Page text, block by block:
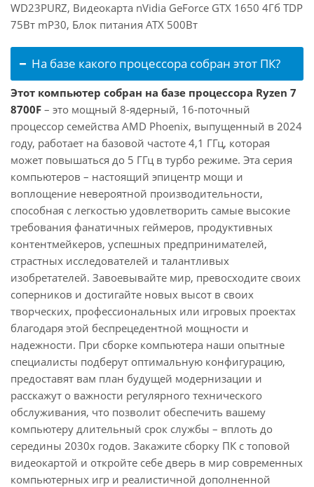
WD23PURZ, Видеокарта nVidia GeForce GTX 1650 4Гб TDP
75Вт mP30, Блок питания ATX 500Вт
На базе какого процессора собран этот ПК?
Этот компьютер собран на базе процессора Ryzen 7
8700F – это мощный 8-ядерный, 16-поточный
процессор семейства AMD Phoenix, выпущенный в 2024
году, работает на базовой частоте 4,1 ГГц, которая
может повышаться до 5 ГГц в турбо режиме. Эта серия
компьютеров – настоящий эпицентр мощи и
воплощение невероятной производительности,
способная с легкостью удовлетворить самые высокие
требования фанатичных геймеров, продуктивных
контентмейкеров, успешных предпринимателей,
страстных исследователей и талантливых
изобретателей. Завоевывайте мир, превосходите своих
соперников и достигайте новых высот в своих
творческих, профессиональных или игровых проектах
благодаря этой беспрецедентной мощности и
надежности. При сборке компьютера наши опытные
специалисты подберут оптимальную конфигурацию,
предоставят вам план будущей модернизации и
расскажут о важности регулярного технического
обслуживания, что позволит обеспечить вашему
компьютеру длительный срок службы – вплоть до
середины 2030х годов. Закажите сборку ПК с топовой
видеокартой и откройте себе дверь в мир современных
компьютерных игр и реалистичной дополненной